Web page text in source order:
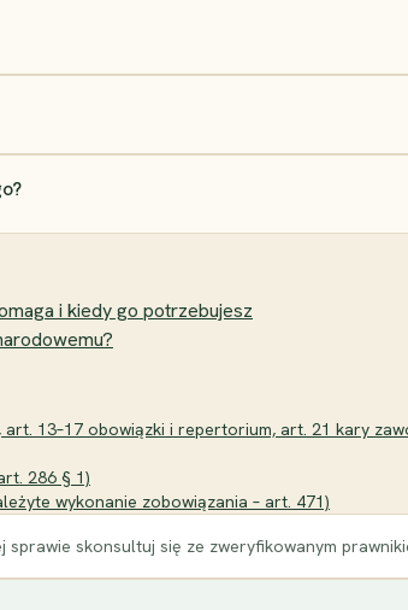
i kiedy go potrzebujesz
art. 13–17 obowiązki i repertorium, art. 21 kary
286 § 1)
wykonanie zobowiązania – art. 471)
skonsultuj się ze zweryfikowanym